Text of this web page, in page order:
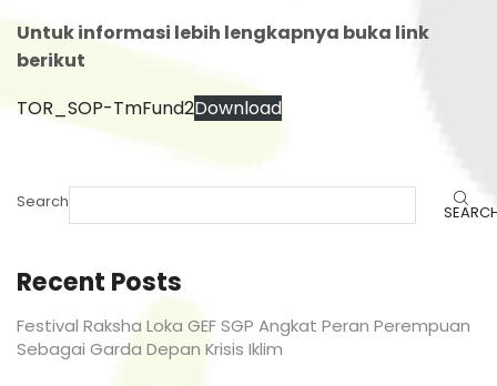
Untuk informasi lebih lengkapnya buka link
berikut
TOR_SOP-TmFund2Download
Search
Recent Posts
Festival Raksha Loka GEF SGP Angkat Peran Perempuan
Sebagai Garda Depan Krisis Iklim